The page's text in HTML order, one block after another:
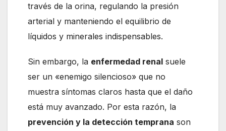
través de la orina, regulando la presión
arterial y manteniendo el equilibrio de
líquidos y minerales indispensables.
Sin embargo, la enfermedad renal suele
ser un «enemigo silencioso» que no
muestra síntomas claros hasta que el daño
está muy avanzado. Por esta razón, la
prevención y la detección temprana son